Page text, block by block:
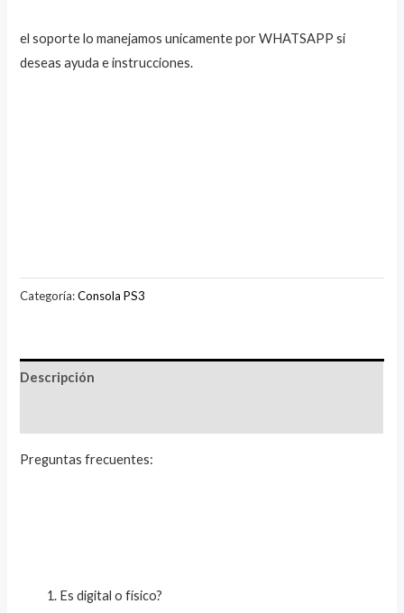
el soporte lo manejamos unicamente por WHATSAPP si
deseas ayuda e instrucciones.
Categoría:Consola PS3
Descripción
Preguntas frecuentes:
Es digital o físico?